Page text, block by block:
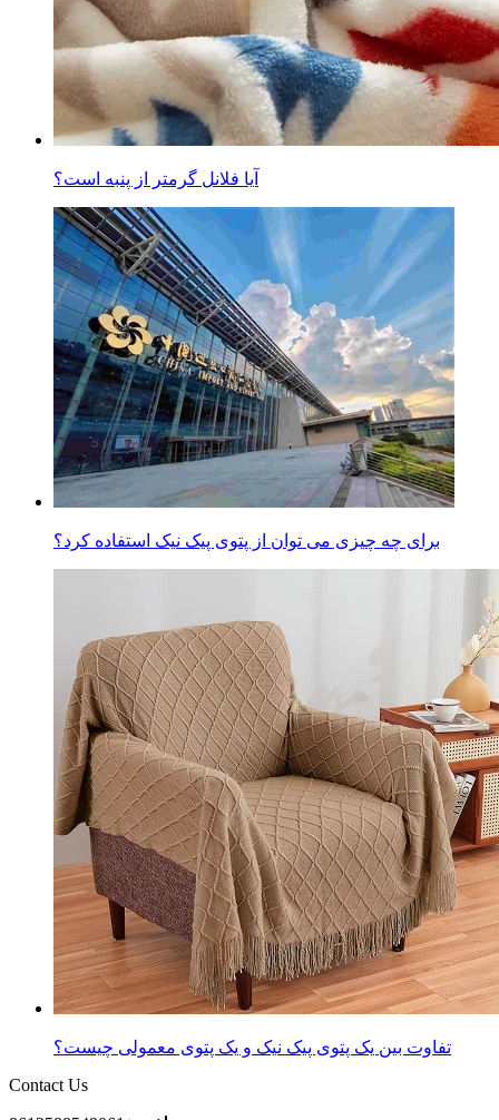
آیا فلانل گرمتر از پنبه است؟
برای چه چیزی می توان از پتوی پیک نیک استفاده کرد؟
تفاوت بین یک پتوی پیک نیک و یک پتوی معمولی چیست؟
Contact Us